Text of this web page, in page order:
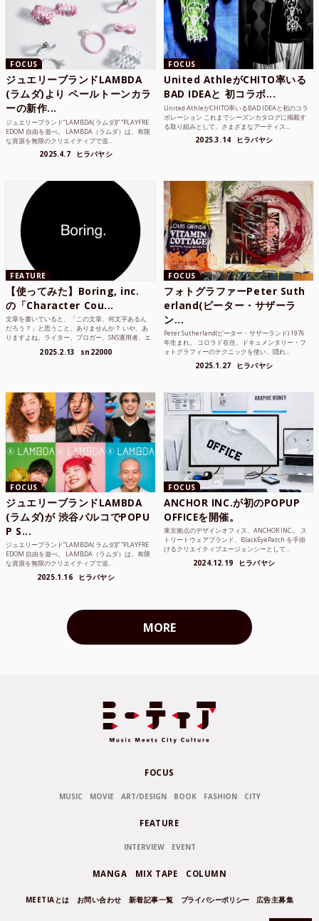
FOCUS
ジュエリーブランドLAMBDA
(ラムダ)より ペールトーンカラ
ーの新作...
ジュエリーブランド“LAMBDA( ラムダ))” “PLAYFRE
EDOM 自由を遊べ。 LAMBDA（ラムダ）は、有限
な資源を無限のクリエイティブで追...
2025.4.7 ヒラバヤシ
FOCUS
United AthleがCHITO率いる
BAD IDEAと 初コラボ...
United AthleがCHITO率いるBAD IDEAと初のコラ
ボレーション これまでシーズンカタログに掲載す
る取り組みとして、さまざまなアーティス...
2025.3.14 ヒラバヤシ
FEATURE
【使ってみた】Boring, inc.
の「Character Cou...
文章を書いていると、「この文章、何文字あるん
だろう？」と思うこと、ありませんか？ いや、あ
りますよね。ライター、ブロガー、SNS運用者、エ
2025.2.13 sn22000
FOCUS
フォトグラファーPeter Suth
erland(ピーター・サザーラ
ン...
Peter Sutherland(ピーター・サザーランド) 1976
年生まれ。 コロラド在住。ドキュメンタリー・フ
ォトグラフィーのテクニックを使い、隠れ...
2025.1.27 ヒラバヤシ
FOCUS
ジュエリーブランドLAMBDA
(ラムダ)が 渋谷パルコでPOPU
P S...
ジュエリーブランド“LAMBDA( ラムダ))” “PLAYFRE
EDOM 自由を遊べ。 LAMBDA（ラムダ）は、有限
な資源を無限のクリエイティブで追...
2025.1.16 ヒラバヤシ
FOCUS
ANCHOR INC.が初のPOPUP
OFFICEを開催。
東京拠点のデザインオフィス、ANCHOR INC.。 ス
トリートウェアブランド、BlackEyePatch を手掛
けるクリエイティブエージェンシーとして...
2024.12.19 ヒラバヤシ
MORE
FOCUS
MUSIC MOVIE ART/DESIGN BOOK FASHION CITY
FEATURE
INTERVIEW EVENT
MANGA MIX TAPE COLUMN
MEETIAとは お問い合わせ 新着記事一覧 プライバシーポリシー 広告主募集